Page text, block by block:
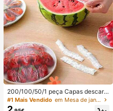
200/100/50/1 peça Capas descart
áveis de película aderente para ali
mentos, capas descartáveis para c
#1 Mais Vendido em Mesa de jantar para o Ramadão com espaço de arr